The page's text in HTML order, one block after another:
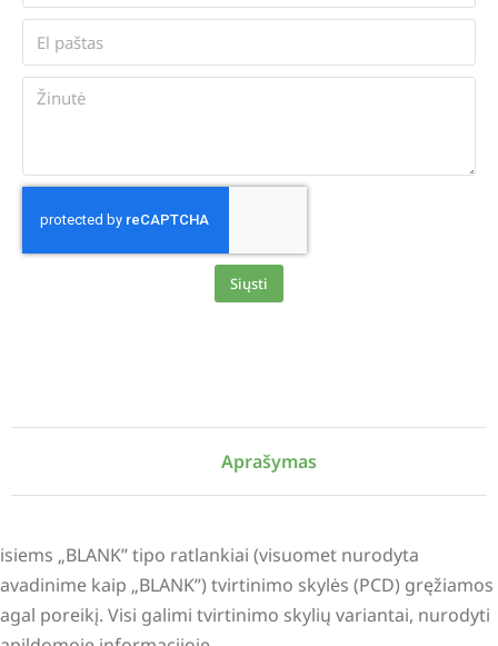
Siųsti
Aprašymas
„BLANK” tipo ratlankiai (visuomet nurodyta
kaip „BLANK”) tvirtinimo skylės (PCD) gręžiamos
poreikį. Visi galimi tvirtinimo skylių variantai, nurodyti